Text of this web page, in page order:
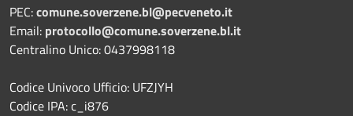
PEC:comune.soverzene.bl@pecveneto.it
Email: protocollo@comune.soverzene.bl.it
Centralino Unico: 0437998118
Codice Univoco Ufficio: UFZJYH
Codice IPA: c_i876